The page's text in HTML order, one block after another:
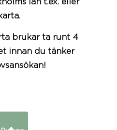
länt.ex. eller
brukar ta runt 4
innan du tänker